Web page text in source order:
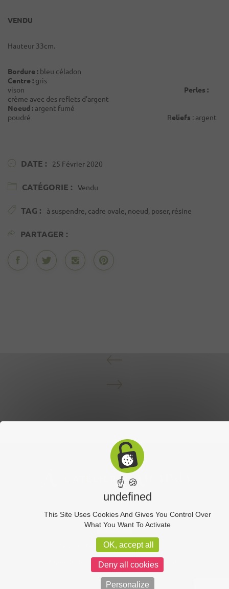
VENDU
Hauteur 33cm.
Bordure : bleu céladon
Centre : gris
vison Perles :
crème avec des reflets d’argent
Noeud : argent fumé
poudré Reliefs : argent
DATE : 25 Février 2020
CATÉGORIE : Vendu
TAG : à suspendre, cadre ovale, noeud, poser, résine
PARTAGER :
Contact
Mentions légales
Politique de confidentialité
Administration
☝ 🍪
undefined
This Site Uses Cookies And Gives You Control Over
What You Want To Activate
OK, accept all
Deny all cookies
Personalize